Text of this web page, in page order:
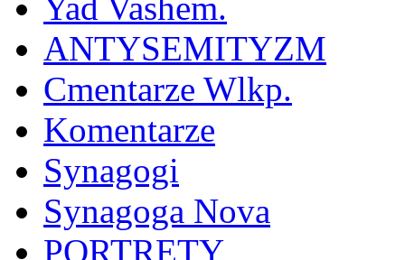
Yad Vashem.
ANTYSEMITYZM
Cmentarze Wlkp.
Komentarze
Synagogi
Synagoga Nova
PORTRETY